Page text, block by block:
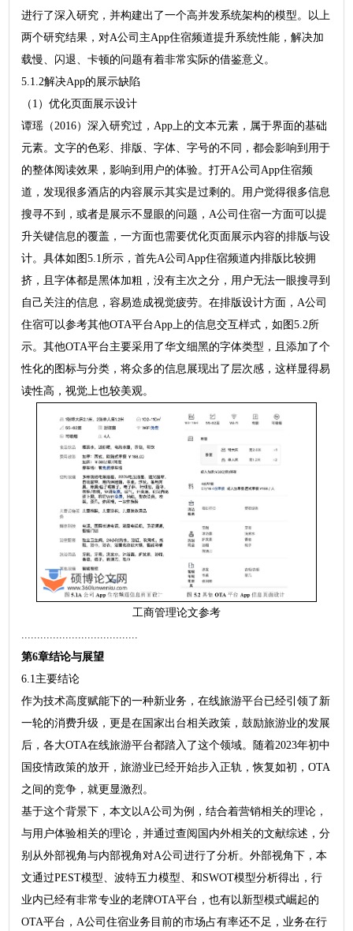
进行了深入研究，并构建出了一个高并发系统架构的模型。以上
两个研究结果，对A公司主App住宿频道提升系统性能，解决加
载慢、闪退、卡顿的问题有着非常实际的借鉴意义。
5.1.2解决App的展示缺陷
（1）优化页面展示设计
谭瑶（2016）深入研究过，App上的文本元素，属于界面的基础
元素。文字的色彩、排版、字体、字号的不同，都会影响到用于
的整体阅读效果，影响到用户的体验。打开A公司App住宿频
道，发现很多酒店的内容展示其实是过剩的。用户觉得很多信息
搜寻不到，或者是展示不显眼的问题，A公司住宿一方面可以提
升关键信息的覆盖，一方面也需要优化页面展示内容的排版与设
计。具体如图5.1所示，首先A公司App住宿频道内排版比较拥
挤，且字体都是黑体加粗，没有主次之分，用户无法一眼搜寻到
自己关注的信息，容易造成视觉疲劳。在排版设计方面，A公司
住宿可以参考其他OTA平台App上的信息交互样式，如图5.2所
示。其他OTA平台主要采用了华文细黑的字体类型，且添加了个
性化的图标与分类，将众多的信息展现出了层次感，这样显得易
读性高，视觉上也较美观。
工商管理论文参考
.....................................
第6章结论与展望
6.1主要结论
作为技术高度赋能下的一种新业务，在线旅游平台已经引领了新
一轮的消费升级，更是在国家出台相关政策，鼓励旅游业的发展
后，各大OTA在线旅游平台都踏入了这个领域。随着2023年初中
国疫情政策的放开，旅游业已经开始步入正轨，恢复如初，OTA
之间的竞争，就更显激烈。
基于这个背景下，本文以A公司为例，结合着营销相关的理论，
与用户体验相关的理论，并通过查阅国内外相关的文献综述，分
别从外部视角与内部视角对A公司进行了分析。外部视角下，本
文通过PEST模型、波特五力模型、和SWOT模型分析得出，行
业内已经有非常专业的老牌OTA平台，也有以新型模式崛起的
OTA平台，A公司住宿业务目前的市场占有率还不足，业务在行